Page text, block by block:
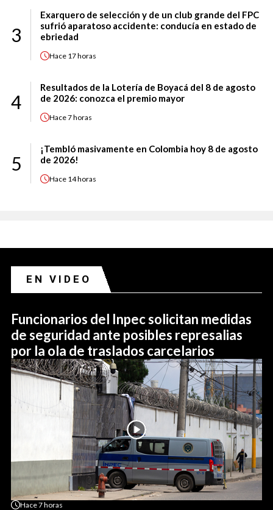
3
Exarquero de selección y de un club grande del FPC
sufrió aparatoso accidente: conducía en estado de
ebriedad
Hace 17 horas
4
Resultados de la Lotería de Boyacá del 8 de agosto
de 2026: conozca el premio mayor
Hace7 horas
5
¡Tembló masivamente en Colombia hoy 8 de agosto
de 2026!
Hace 14 horas
EN VIDEO
Funcionarios del Inpec solicitan medidas
de seguridad ante posibles represalias
por la ola de traslados carcelarios
Hace7 horas